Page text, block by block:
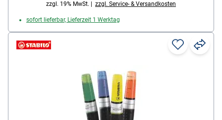
zzgl. 19% MwSt. | zzgl. Service- & Versandkosten
sofort lieferbar, Lieferzeit 1 Werktag